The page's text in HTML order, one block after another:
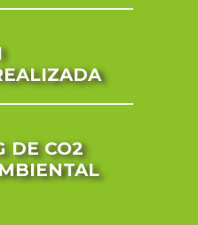
DE CO2